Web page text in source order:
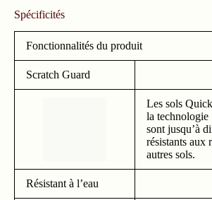
Spécificités
Fonctionnalités du produit
Scratch Guard
Les sols
la technologie
sont jusqu’à
résistants aux
autres sols.
Résistant à l’eau